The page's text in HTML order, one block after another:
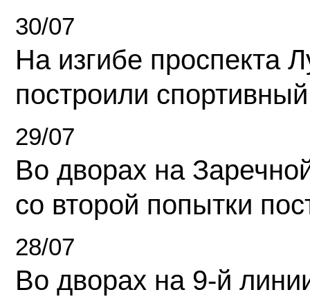
30/07
На изгибе проспекта
построили
29/07
Во дворах на
со второй попытки
28/07
Во дворах на 9-й